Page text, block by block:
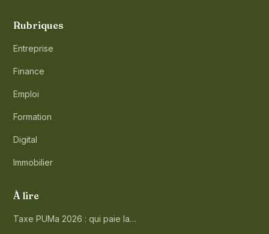
Rubriques
Entreprise
Finance
Emploi
Formation
Digital
Immobilier
À lire
Taxe PUMa 2026 : qui paie la…